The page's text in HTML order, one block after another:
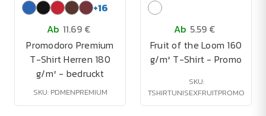
+16
Ab 11.69 €
Promodoro Premium
T-Shirt Herren 180
g/m² - bedruckt
SKU: PDMENPREMIUM
Ab 5.59 €
Fruit of the Loom 160
g/m² T-Shirt - Promo
SKU:
TSHIRTUNISEXFRUITPROMO